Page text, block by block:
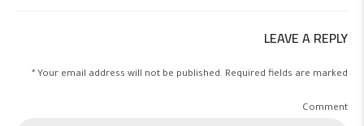
LEAVE A REPLY
Your email address will not be published. Required fields are marked *
Comment